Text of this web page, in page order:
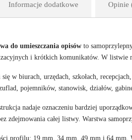
Informacje dodatkowe Opinie
do umieszczania opisów to
i krótkich komunikatów. W listwie
w biurach, urzędach, szkołach,
pojemników, stanowisk, działów,
nadaje oznaczeniu bardziej
zdejmowania całej listwy. Warstwa
profilu: 19 mm, 34 mm, 49 mm i 64